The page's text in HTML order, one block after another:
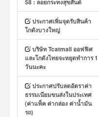
58 : ลอยกระทงสุขสันต์
ประกาศเพิ่มจุดรับสินค้า
โกดังบางใหญ่
บริษัท Tcatmall ออฟฟิศ
และโกดังไทยจะหยุดทำการ 1
วันนะคะ
ประกาศปรับลดอัตราค่า
ธรรมเนียมขนส่งในประเทศ
(ค่าแพ็ค ค่ากล่อง ค่าน้ำมัน
รถ)